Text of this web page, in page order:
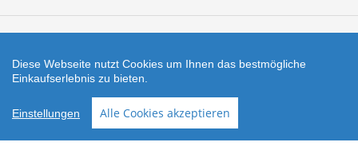
Facebook
Instagram
Shop erstellt mit
VersaCommerce.
Besuche uns auch auf lieber-
lokal.de
Diese Webseite nutzt Cookies um Ihnen das bestmögliche
Einkaufserlebnis zu bieten.
Einstellungen Alle Cookies akzeptieren